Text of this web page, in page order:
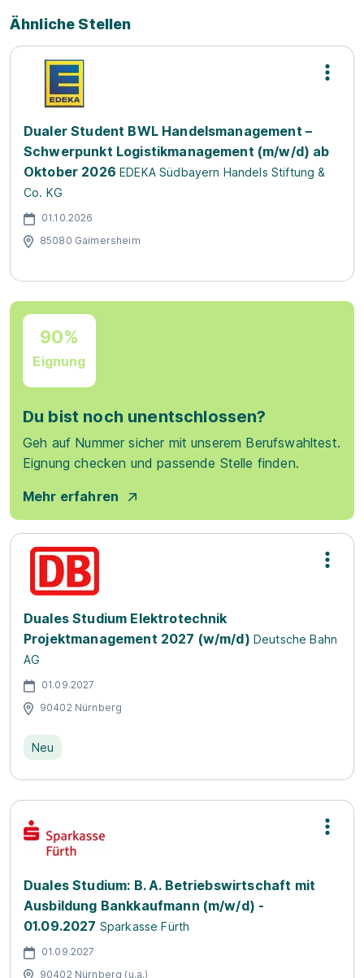
Ähnliche Stellen
Dualer Student BWL Handelsmanagement –
Schwerpunkt Logistikmanagement (m/w/d) ab
Oktober 2026 EDEKA Südbayern Handels Stiftung &
Co. KG
01.10.2026
85080 Gaimersheim
90%
Eignung
Du bist noch unentschlossen?
Geh auf Nummer sicher mit unserem Berufswahltest.
Eignung checken und passende Stelle finden.
Mehr erfahren
Duales Studium Elektrotechnik
Projektmanagement 2027 (w/m/d) Deutsche Bahn
AG
01.09.2027
90402 Nürnberg
Neu
Duales Studium: B. A. Betriebswirtschaft mit
Ausbildung Bankkaufmann (m/w/d) -
01.09.2027 Sparkasse Fürth
01.09.2027
90402 Nürnberg (u.a.)